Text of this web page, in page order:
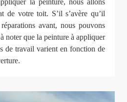
de votre toit. S’il s’avère qu’il
avant, nous pouvons
noter que la peinture à appliquer
de travail varient en fonction de